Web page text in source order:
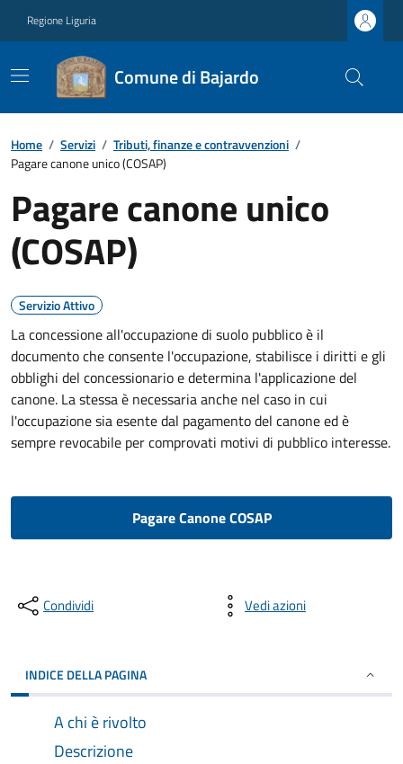
Regione Liguria
Comune di Bajardo
Home / Servizi / Tributi, finanze e contravvenzioni /
Pagare canone unico (COSAP)
Pagare canone unico
(COSAP)
Servizio Attivo
La concessione all'occupazione di suolo pubblico è il
documento che consente l'occupazione, stabilisce i diritti e gli
obblighi del concessionario e determina l'applicazione del
canone. La stessa è necessaria anche nel caso in cui
l'occupazione sia esente dal pagamento del canone ed è
sempre revocabile per comprovati motivi di pubblico interesse.
Pagare Canone COSAP
Condividi Vedi azioni
INDICE DELLA PAGINA
A chi è rivolto
Descrizione